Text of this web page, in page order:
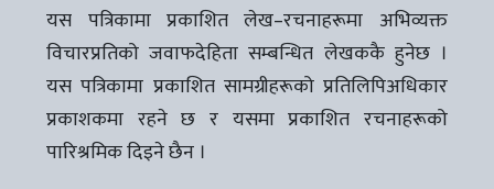
यस पत्रिकामा प्रकाशित लेख–रचनाहरूमा अभिव्यक्त
विचारप्रतिको जवाफदेहिता सम्बन्धित लेखककै हुनेछ ।
यस पत्रिकामा प्रकाशित सामग्रीहरूको प्रतिलिपिअधिकार
प्रकाशकमा रहने छ र यसमा प्रकाशित रचनाहरूको
पारिश्रमिक दिइने छैन ।